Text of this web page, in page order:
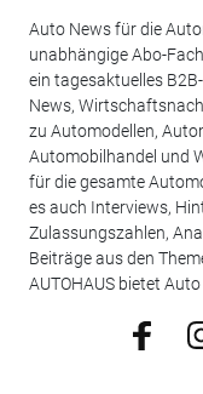
Auto News für die
unabhängige Abo-
ein tagesaktuelles
News,
zu Automodellen,
Automobilhandel und
für die gesamte
es auch Interviews,
Zulassungszahlen,
Beiträge aus den
AUTOHAUS bietet